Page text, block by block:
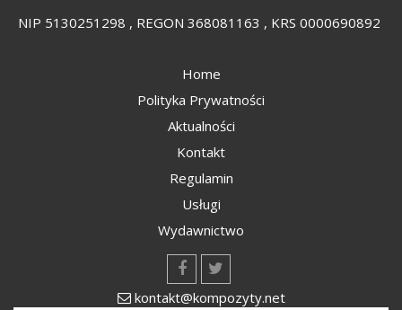
NIP 5130251298 , REGON 368081163 , KRS 0000690892
Home
Polityka Prywatności
Aktualności
Kontakt
Regulamin
Usługi
Wydawnictwo
kontakt@kompozyty.net